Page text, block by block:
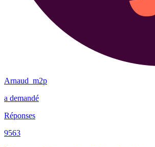
Arnaud_m2p
a demandé
Réponses
9563